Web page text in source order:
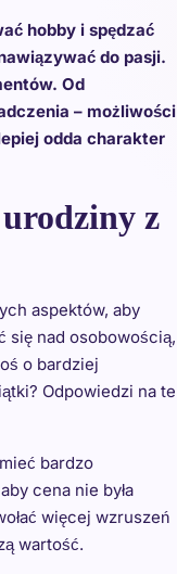
hobby i spędzać
do pasji.
Od
– możliwości
odda charakter
z
aspektów, aby
się nad osobowością,
o bardziej
Odpowiedzi na te
bardzo
cena nie była
więcej wzruszeń
wartość.